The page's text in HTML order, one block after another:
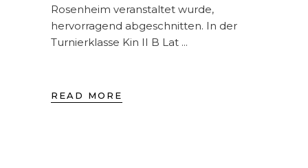
Rosenheim veranstaltet wurde,
hervorragend abgeschnitten. In der
Turnierklasse Kin II B Lat
READ MORE